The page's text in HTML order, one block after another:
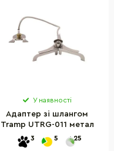
У наявності
Адаптер зі шлангом
Tramp UTRG-011 метал
3 5 25